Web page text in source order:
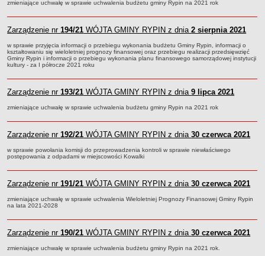
PRAWO LOKALNE
Strategia rozwoju
Uchwały
Projekty uchwał
Imienne wykazy głosowań radnych
Postać dokumentów
Akty Prawne, Dzienniki Ustaw, Monitory Polskie
Zarządzenia
przestrzennego
Dane przestrzenne - MPZP
obwodowych komisji wyborczych, opis granic okręgów wyborczych
zmieniające uchwałę w sprawie uchwalenia budżetu gminy Rypin na 2021 rok
Zarządzenie nr194/21 WÓJTA GMINY RYPIN z dnia2 sierpnia 2021
w sprawie przyjęcia informacji o przebiegu wykonania budżetu Gminy Rypin, informacji o
kształtowaniu się wieloletniej prognozy finansowej oraz przebiegu realizacji przedsięwzięć
Gminy Rypin i informacji o przebiegu wykonania planu finansowego samorządowej instytucji
kultury - za I półrocze 2021 roku
Zarządzenie nr193/21 WÓJTA GMINY RYPIN z dnia9 lipca 2021
zmieniające uchwałę w sprawie uchwalenia budżetu gminy Rypin na 2021 rok
Zarządzenie nr192/21 WÓJTA GMINY RYPIN z dnia30 czerwca 2021
w sprawie powołania komisji do przeprowadzenia kontroli w sprawie niewłaściwego
postępowania z odpadami w miejscowości Kowalki
Zarządzenie nr191/21 WÓJTA GMINY RYPIN z dnia30 czerwca 2021
zmieniające uchwałę w sprawie uchwalenia Wieloletniej Prognozy Finansowej Gminy Rypin
na lata 2021-2028
Zarządzenie nr190/21 WÓJTA GMINY RYPIN z dnia30 czerwca 2021
zmieniające uchwałę w sprawie uchwalenia budżetu gminy Rypin na 2021 rok.